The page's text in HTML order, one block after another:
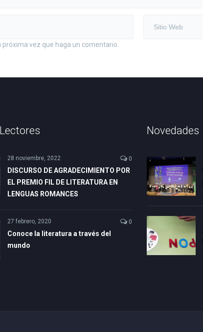
vez que haga un comentario.
28 noviembre, 2022 0
DISCURSO DE AGRADECIMIENTO POR
EL PREMIO FIL DE LITERATURA EN
LENGUAS ROMANCES
27 febrero, 2020 0
Conoce la literatura a través del
mundo
Novedades